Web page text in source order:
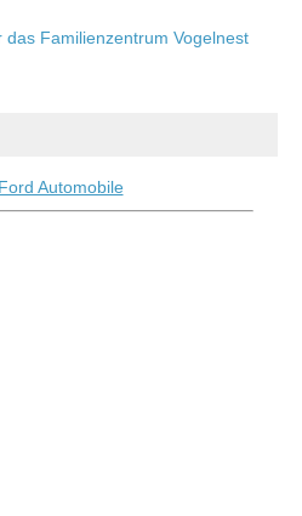
das Familienzentrum Vogelnest